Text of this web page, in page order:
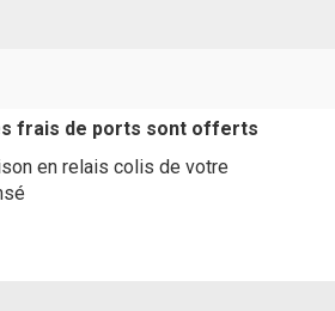
frais de ports sont offerts
en relais colis de votre